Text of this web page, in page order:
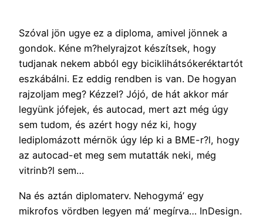
Szóval jön ugye ez a diploma, amivel jönnek a
gondok. Kéne m?helyrajzot készítsek, hogy
tudjanak nekem abból egy biciklihátsókeréktartót
eszkábálni. Ez eddig rendben is van. De hogyan
rajzoljam meg? Kézzel? Jójó, de hát akkor már
legyünk jófejek, és autocad, mert azt még úgy
sem tudom, és azért hogy néz ki, hogy
lediplomázott mérnök úgy lép ki a BME-r?l, hogy
az autocad-et meg sem mutatták neki, még
vitrinb?l sem…
Na és aztán diplomaterv. Nehogymá’ egy
mikrofos vördben legyen má’ megírva… InDesign.